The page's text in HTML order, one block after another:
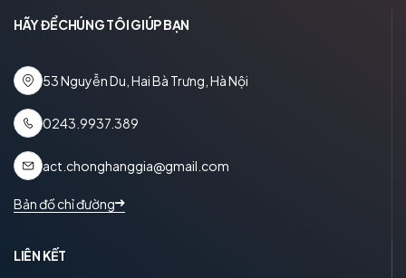
HÃY ĐỂ CHÚNG TÔI GIÚP BẠN
53 Nguyễn Du, Hai Bà Trưng, Hà Nội
0243.9937.389
act.chonghanggia@gmail.com
Bản đồ chỉ đường
LIÊN KẾT